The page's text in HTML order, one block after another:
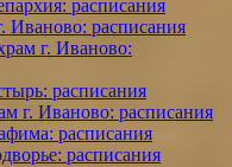
расписания
Иваново: расписания
г. Иваново:
расписания
г. Иваново: расписания
расписания
расписания